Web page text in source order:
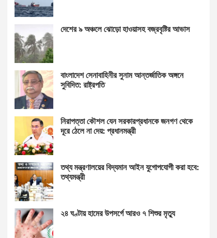
দেশের ৯ অঞ্চলে ঝোড়ো হাওয়াসহ বজ্রবৃষ্টির আভাস
বাংলাদেশ সেনাবাহিনীর সুনাম আন্তর্জাতিক অঙ্গনে
সুবিদিত: রাষ্ট্রপতি
নিরাপত্তা কৌশল যেন সরকারপ্রধানকে জনগণ থেকে
দূরে ঠেলে না দেয়: প্রধানমন্ত্রী
তথ্য মন্ত্রণালয়ের বিদ্যমান আইন যুগোপযোগী করা হবে:
তথ্যমন্ত্রী
২৪ ঘণ্টায় হামের উপসর্গে আরও ৭ শিশুর মৃত্যু